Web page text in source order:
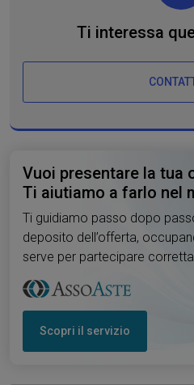
Ti interessa
Vuoi presentare la tua
Ti aiutiamo a farlo nel
Ti guidiamo passo dopo
deposito dell’offerta,
serve per partecipare
Scopri il servizio